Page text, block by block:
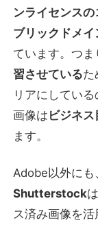
ンライセンス
ブリックドメイ
ています。つま
習させているた
リアにしてい
画像は ビジネ
ます。
Adobe以外にも
Shutterstock
ス済み画像を